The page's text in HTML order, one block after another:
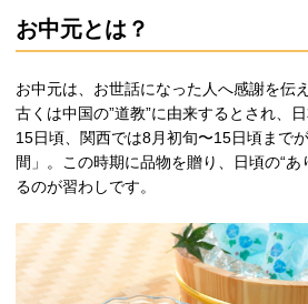
お中元とは？
お中元は、お世話になった人へ感謝を伝
古くは中国の”道教”に由来するとされ、
15日頃、関西では8月初旬〜15日頃まで
間」。この時期に品物を贈り、日頃の“あ
るのが習わしです。